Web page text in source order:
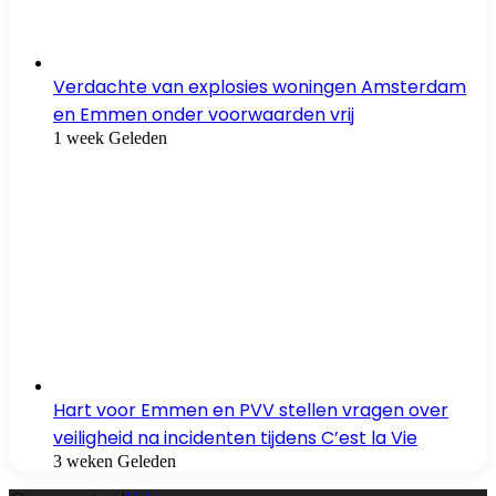
Verdachte van explosies woningen Amsterdam
en Emmen onder voorwaarden vrij
1 week Geleden
Hart voor Emmen en PVV stellen vragen over
veiligheid na incidenten tijdens C’est la Vie
3 weken Geleden